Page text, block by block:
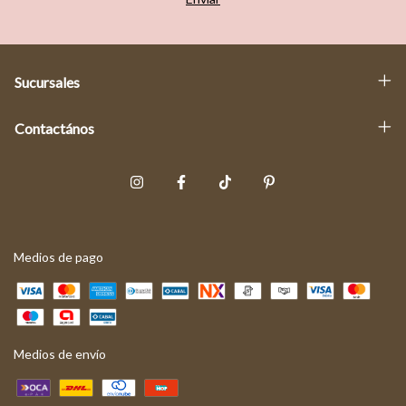
Sucursales
Contactános
Medios de pago
Medios de envío